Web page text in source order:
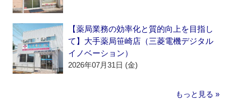
【薬局業務の効率化と質的向上を目指し
て】大手薬局笹崎店（三菱電機デジタル
イノベーション）
2026年07月31日 (金)
もっと見る »